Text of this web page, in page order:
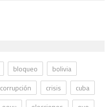
bloqueo
bolivia
corrupción crisis
cuba